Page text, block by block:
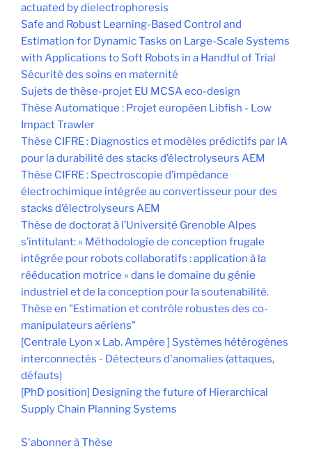
actuated by dielectrophoresis
Safe and Robust Learning-Based Control and
Estimation for Dynamic Tasks on Large-Scale Systems
with Applications to Soft Robots in a Handful of Trial
Sécurité des soins en maternité
Sujets de thèse-projet EU MCSA eco-design
Thèse Automatique : Projet européen Libfish - Low
Impact Trawler
Thèse CIFRE : Diagnostics et modèles prédictifs par IA
pour la durabilité des stacks d’électrolyseurs AEM
Thèse CIFRE : Spectroscopie d’impédance
électrochimique intégrée au convertisseur pour des
stacks d’électrolyseurs AEM
Thèse de doctorat à l’Université Grenoble Alpes
s’intitulant: « Méthodologie de conception frugale
intégrée pour robots collaboratifs : application à la
rééducation motrice » dans le domaine du génie
industriel et de la conception pour la soutenabilité.
Thèse en "Estimation et contrôle robustes des co-
manipulateurs aériens"
[Centrale Lyon x Lab. Ampère ] Systèmes hétérogènes
interconnectés - Détecteurs d'anomalies (attaques,
défauts)
[PhD position] Designing the future of Hierarchical
Supply Chain Planning Systems
S'abonner à Thèse